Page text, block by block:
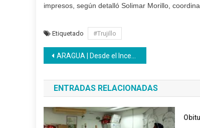
impresos, según detalló Solimar Morillo,
Etiquetado #Trujillo
Navegación
de
entradas
ARAGUA | Desde el Inces nos mantenemos conectados para brindar mejor atención en la modalidad a distancia
ENTRADAS RELACIONADAS